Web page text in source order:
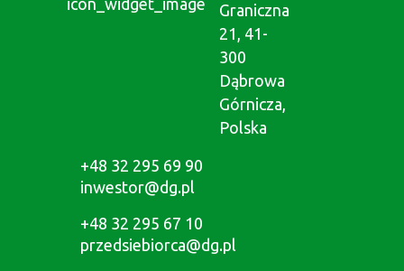
Graniczna
21, 41-
300
Dąbrowa
Górnicza,
Polska
+48 32 295 69 90
inwestor@dg.pl
+48 32 295 67 10
przedsiebiorca@dg.pl